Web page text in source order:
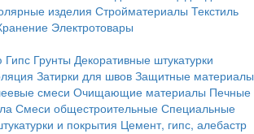
изделия Стройматериалы Текстиль
Электротовары
Гипс Грунты Декоративные штукатурки
Затирки для швов Защитные материалы
смеси Очищающие материалы Печные
Смеси общестроительные Специальные
и покрытия Цемент, гипс, алебастр